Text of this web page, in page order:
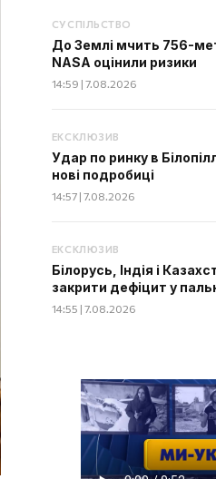
СУСПІЛЬСТВО
До Землі мчить 756-
NASA оцінили ризики
14:59 | 7.08.2026
ЕКСКЛЮЗИВ
Удар по ринку в
нові подробиці
14:57 | 7.08.2026
ЕКСКЛЮЗИВ
Білорусь, Індія і
закрити дефіцит у
14:55 | 7.08.2026